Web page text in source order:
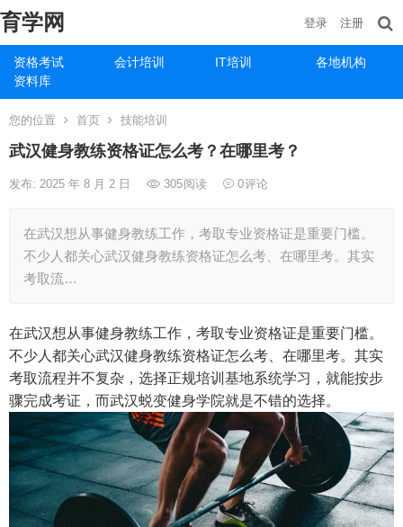
育学网
资格考试 会计培训 IT培训
各地机构
资料库
登录 注册
您的位置 首页 技能培训
武汉健身教练资格证怎么考？在哪里考？
发布: 2025 年 8 月 2 日 305阅读 0评论
在武汉想从事健身教练工作，考取专业资格证是重要门槛。
不少人都关心武汉健身教练资格证怎么考、在哪里考。其实
考取流…
在武汉想从事健身教练工作，考取专业资格证是重要门槛。
不少人都关心武汉健身教练资格证怎么考、在哪里考。其实
考取流程并不复杂，选择正规培训基地系统学习，就能按步
骤完成考证，而武汉蜕变健身学院就是不错的选择。